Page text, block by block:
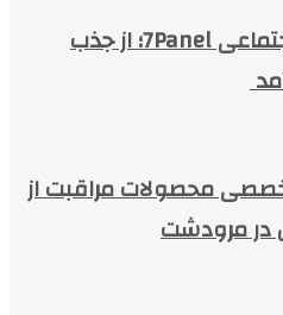
خدمات شبکه‌های اجتماعی 7Panel؛ از جذب
محصولات مراقبت از
در مرودشت